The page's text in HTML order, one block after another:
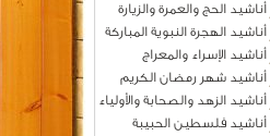
أناشيد الحج والعمرة والزيارة
أناشيد الهجرة النبوية المباركة
أناشيد الإسراء والمعراج
أناشيد شهر رمضان الكريم
أناشيد الزهد والصحابة والأولياء
أناشيد فلسطين الحبيبة